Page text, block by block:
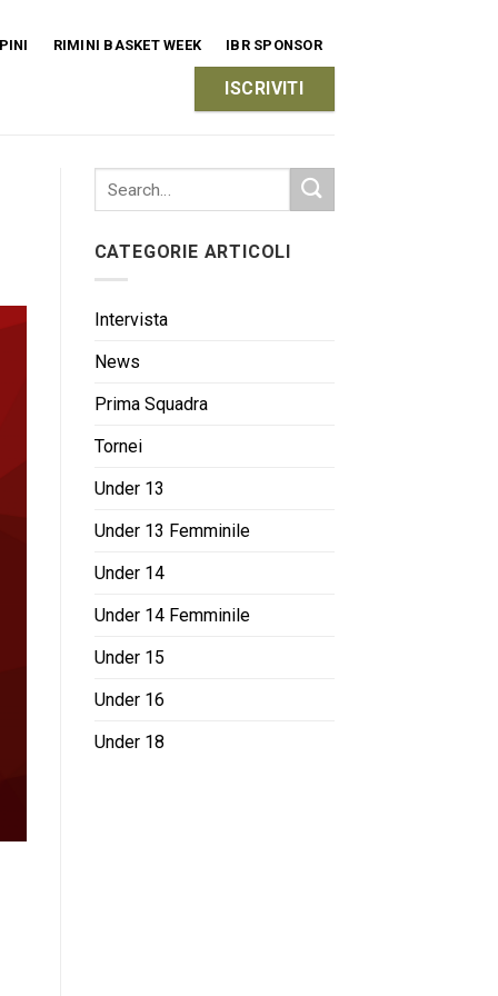
RIMINI BASKET WEEK IBR SPONSOR
ISCRIVITI
CATEGORIE ARTICOLI
Intervista
News
Prima Squadra
Tornei
Under 13
Under 13 Femminile
Under 14
Under 14 Femminile
Under 15
Under 16
Under 18